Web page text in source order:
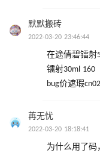
默默搬砖
2022-03-20 23:46:44
在途倩碧镭射
镭射30ml 160
bug价遮瑕
苒无忧
2022-03-20 18:18:41
为什么用了码